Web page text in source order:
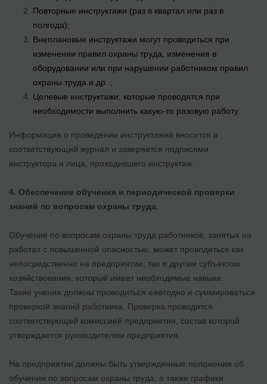
Повторные инструктажи (раз в квартал или раз в
полгода);
Внеплановые инструктажи могут проводиться при
изменении правил охраны труда, изменения в
оборудовании или при нарушении работником правил
охраны труда и др .;
Целевые инструктажи, которые проводятся при
необходимости выполнить какую-то разовую работу.
Информация о проведении инструктажей вносится в
соответствующий журнал и заверяется подписями
инструктора и лица, проходившего инструктаж.
4. Обеспечение обучения и периодической проверки
знаний по вопросам охраны труда.
Обучение по вопросам охраны труда работников, занятых на
работах с повышенной опасностью, может проводиться как
непосредственно на предприятии, так и другим субъектом
хозяйствования, который имеет необходимые навыки.
Такие учения должны проводиться ежегодно и суммироваться
проверкой знаний работника. Проверка проводится
соответствующей комиссией предприятия, состав которой
утверждается руководителем предприятия.
На предприятии должны быть утвержденные положения об
обучении по вопросам охраны труда, а также графики